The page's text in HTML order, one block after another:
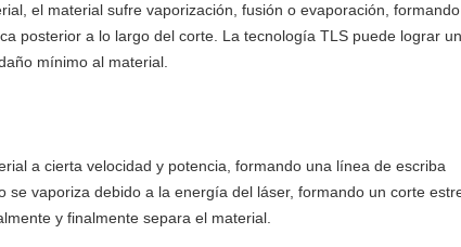
el material sufre vaporización, fusión o evaporación,
posterior a lo largo del corte. La tecnología TLS puede lograr
mínimo al material.
a cierta velocidad y potencia, formando una línea de escriba
vaporiza debido a la energía del láser, formando un corte
y finalmente separa el material.